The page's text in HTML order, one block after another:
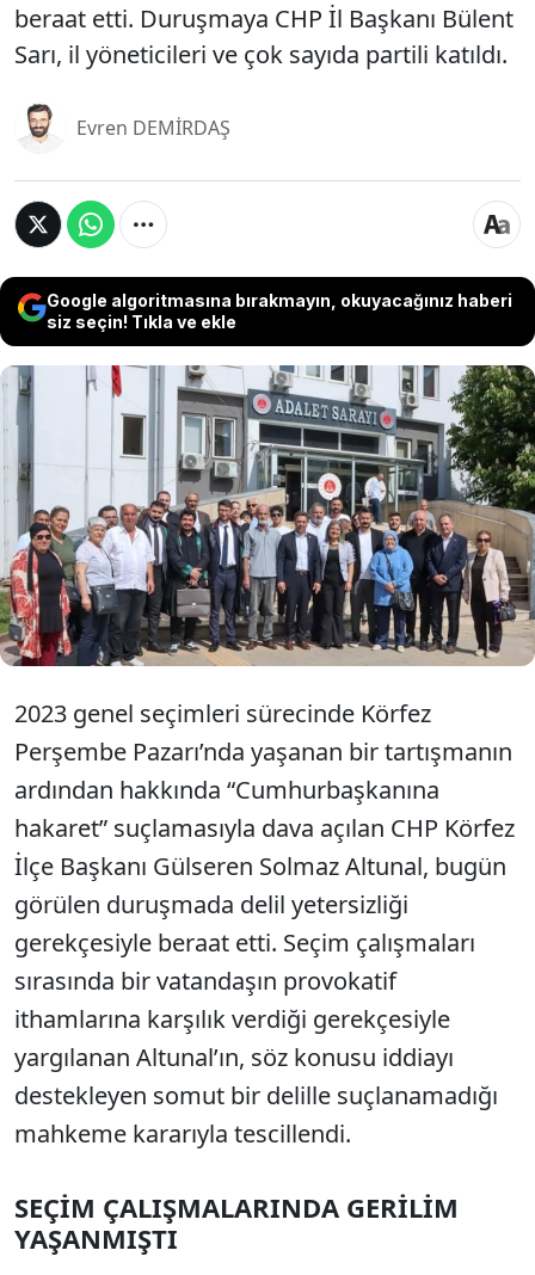
beraat etti. Duruşmaya CHP İl Başkanı Bülent
Sarı, il yöneticileri ve çok sayıda partili katıldı.
Evren DEMİRDAŞ
Google algoritmasına bırakmayın, okuyacağınız haberi
siz seçin! Tıkla ve ekle
2023 genel seçimleri sürecinde Körfez Perşembe
Pazarı’nda yaşanan bir olay sonrası hakkında
“Cumhurbaşkanına hakaret” suçlamasıyla dava
açılan CHP Körfez İlçe Başkanı Gülseren Solmaz
Altunal, bugün Körfez Adliyesi’nde görülen
duruşmada beraat etti. Duruşmaya CHP İl Başkanı
Bülent Sarı, il yöneticileri ve çok sayıda partili
katıldı.
2023 genel seçimleri sürecinde Körfez
Perşembe Pazarı’nda yaşanan bir tartışmanın
ardından hakkında “Cumhurbaşkanına
hakaret” suçlamasıyla dava açılan CHP Körfez
İlçe Başkanı Gülseren Solmaz Altunal, bugün
görülen duruşmada delil yetersizliği
gerekçesiyle beraat etti. Seçim çalışmaları
sırasında bir vatandaşın provokatif
ithamlarına karşılık verdiği gerekçesiyle
yargılanan Altunal’ın, söz konusu iddiayı
destekleyen somut bir delille suçlanamadığı
mahkeme kararıyla tescillendi.
SEÇİM ÇALIŞMALARINDA GERİLİM
YAŞANMIŞTI